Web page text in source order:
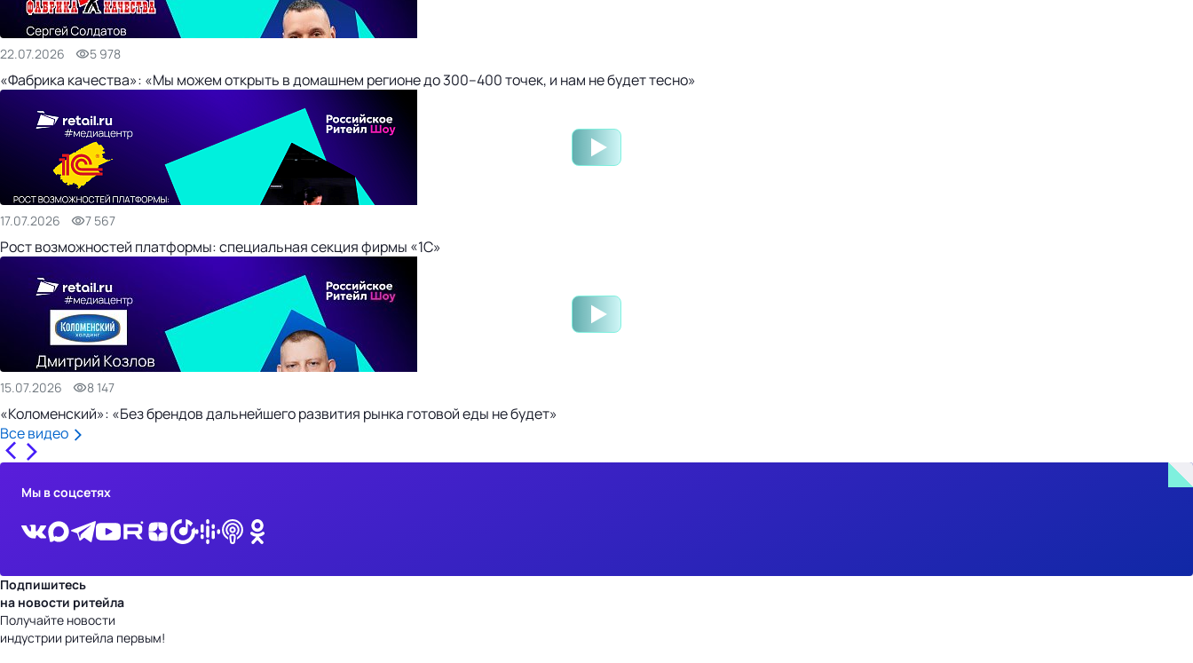
22.07.2026 5 978
«Фабрика качества»: «Мы можем открыть в домашнем регионе до 300–400 точек, и нам не будет тесно»
17.07.2026 7 567
Рост возможностей платформы: специальная секция фирмы «1С»
15.07.2026 8 147
«Коломенский»: «Без брендов дальнейшего развития рынка готовой еды не будет»
Все видео
Мы в соцсетях
Подпишитесь
на новости ритейла
Получайте новости
индустрии ритейла первым!